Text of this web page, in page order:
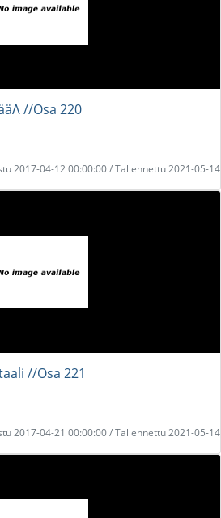
//Osa 220
2017-04-12 00:00:00 / Tallennettu 2021-05-14
//Osa 221
2017-04-21 00:00:00 / Tallennettu 2021-05-14